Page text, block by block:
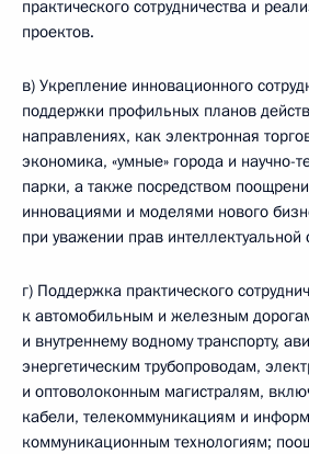
практического сотрудничества и
проектов.
в) Укрепление инновационного
поддержки профильных планов
направлениях, как электронная
экономика, «умные» города и научно-
парки, а также посредством
инновациями и моделями нового
при уважении прав интеллектуальной
г) Поддержка практического
к автомобильным и железным
и внутреннему водному транспорту,
энергетическим трубопроводам,
и оптоволоконным магистралям,
кабели, телекоммуникациям и
коммуникационным технологиям;